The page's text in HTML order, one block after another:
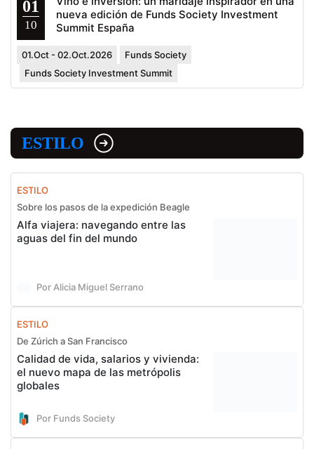
01
10
nueva edición de Funds Society Investment
Summit España
01.Oct - 02.Oct.2026
Funds Society
Funds Society Investment Summit
ESTILO
ESTILO
Sobre los pasos de la expedición Beagle
Alfa viajera: navegando entre las
aguas del fin del mundo
Por Alicia Miguel Serrano
ESTILO
De Zúrich a San Francisco
Calidad de vida, salarios y vivienda:
el nuevo mapa de las metrópolis
globales
Por Funds Society